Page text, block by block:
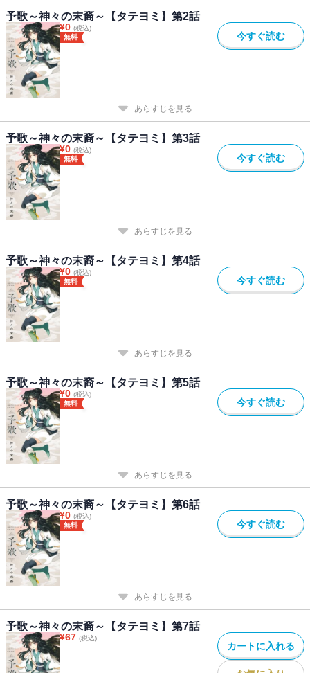
予歌～神々の末裔～【タテヨミ】第2話
¥0 (税込)
無料
今すぐ読む
あらすじを見る
予歌～神々の末裔～【タテヨミ】第3話
¥0 (税込)
無料
今すぐ読む
あらすじを見る
予歌～神々の末裔～【タテヨミ】第4話
¥0 (税込)
無料
今すぐ読む
あらすじを見る
予歌～神々の末裔～【タテヨミ】第5話
¥0 (税込)
無料
今すぐ読む
あらすじを見る
予歌～神々の末裔～【タテヨミ】第6話
¥0 (税込)
無料
今すぐ読む
あらすじを見る
予歌～神々の末裔～【タテヨミ】第7話
¥67 (税込)
カートに入れる